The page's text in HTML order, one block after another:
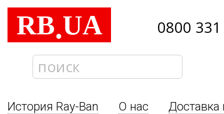
RB.UA 0800
История Ray-Ban О нас
Доставка